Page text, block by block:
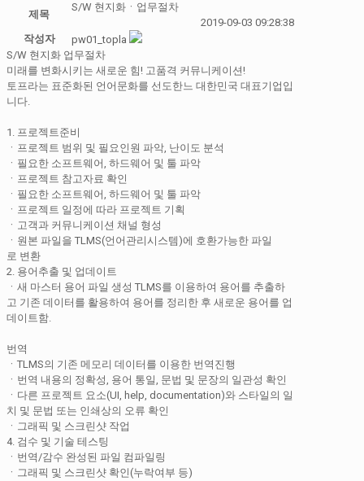
제목
S/W 현지화ㆍ업무절차
2019-09-03 09:28:38
작성자
pw01_topla
S/W 현지화 업무절차
미래를 변화시키는 새로운 힘! 고품격 커뮤니케이션!
토프라는 표준화된 언어문화를 선도한느 대한민국 대표기업입
니다.
1. 프로젝트준비
ㆍ프로젝트 범위 및 필요인원 파악, 난이도 분석
ㆍ필요한 소프트웨어, 하드웨어 및 툴 파악
ㆍ프로젝트 참고자료 확인
ㆍ필요한 소프트웨어, 하드웨어 및 툴 파악
ㆍ프로젝트 일정에 따라 프로젝트 기획
ㆍ고객과 커뮤니케이션 채널 형성
ㆍ원본 파일을 TLMS(언어관리시스템)에 호환가능한 파일
로 변환
2. 용어추출 및 업데이트
ㆍ새 마스터 용어 파일 생성 TLMS를 이용하여 용어를 추출하
고 기존 데이터를 활용하여 용어를 정리한 후 새로운 용어를 업
데이트함.
번역
ㆍTLMS의 기존 메모리 데이터를 이용한 번역진행
ㆍ번역 내용의 정확성, 용어 통일, 문법 및 문장의 일관성 확인
ㆍ다른 프로젝트 요소(UI, help, documentation)와 스타일의 일
치 및 문법 또는 인쇄상의 오류 확인
ㆍ그래픽 및 스크린샷 작업
4. 검수 및 기술 테스팅
ㆍ번역/감수 완성된 파일 컴파일링
ㆍ그래픽 및 스크린샷 확인(누락여부 등)